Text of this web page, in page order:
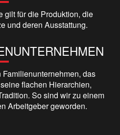
gilt für die Produktion, die
und deren Ausstattung.
Familienunternehmen, das
flachen Hierarchien,
So sind wir zu einem
Arbeitgeber geworden.